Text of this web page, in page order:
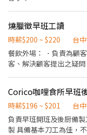
燒臘徵早班工讀
時薪$200 ~ $220
台
餐飲外場： ．負責為顧
客、解決顧客提出之疑
負責結帳、收銀等工作
前與烹飪中之準備工作與
切各種食材。 ．負責清
所需要的食材。 ．協助
Corico咖哩食所早班
時薪$196 ~ $201
台
負責早班開班及後厨備
製 具備基本刀工為佳，